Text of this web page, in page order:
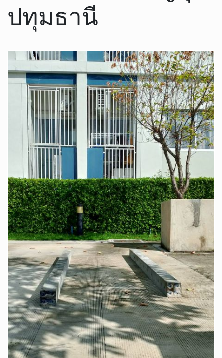
ปทุมธานี